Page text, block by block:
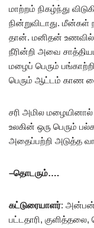
மாற்றம் நிகழ்ந்து
நின்றுவிடாது.
தான். மனிதன்
நீரின்றி அவை
மழைப் பெரும்
பெரும் ஆட்டம் காண
சரி அமில
உலகின் ஒரு பெரும்
அதைப்பற்றி அடுத்த
–தொடரும்….
கட்டுரையாளர்:
பட்டதாரி,